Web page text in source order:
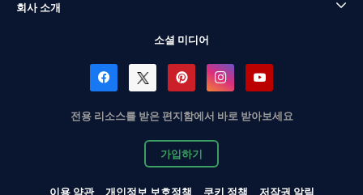
회사 소개
소셜 미디어
전용 리소스를 받은 편지함에서 바로 받아보세요
가입하기
이용 약관 개인정보 보호정책 쿠키 정책 저작권 알림